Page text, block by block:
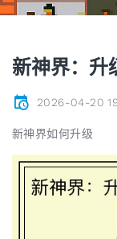
新神界：升
2026-04-20
新神界如何升级